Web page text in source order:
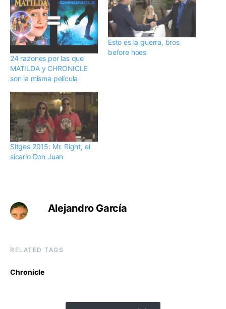
24 razones por las que
MATILDA y CHRONICLE
son la misma película
Esto es la guerra, bros
before hoes
Sitges 2015: Mr. Right, el
sicario Don Juan
Alejandro García
RELATED TAGS
Chronicle